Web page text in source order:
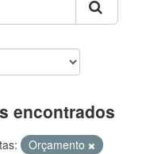
encontrados
Orçamento